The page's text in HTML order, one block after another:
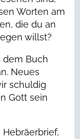
Worten am
die du an
willst?
dem Buch
Neues
schuldig
Gott sein